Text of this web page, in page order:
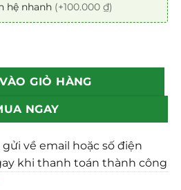
hệ nhanh (+100.000 ₫)
19 số lượng
GIỎ HÀNG
NGAY
về email hoặc số điện
khi thanh toán thành công